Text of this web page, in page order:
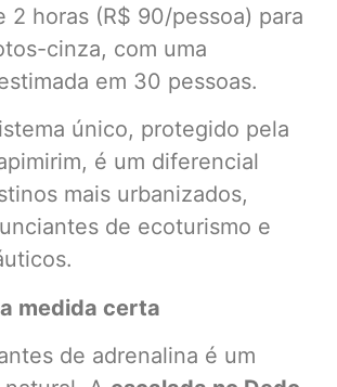
2 horas (R$ 90/pessoa) para
cinza, com uma
em 30 pessoas.
único, protegido pela
é um diferencial
mais urbanizados,
de ecoturismo e
medida certa
de adrenalina é um